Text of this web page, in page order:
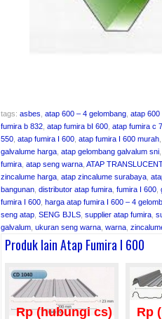
tags: asbes atap 600 – 4 gelombang atap 600
fumira b 832 atap fumira bI 600 atap fumira c
550 atap fumira I 600 atap fumira I 600 murah
galvalume harga atap gelombang galvalum sni
fumira atap seng warna ATAP TRANSLUCENT
zincalume harga atap zincalume surabaya
bangunan distributor atap fumira fumira I 600
fumira I 600 harga atap fumira I 600 – 4
seng atap SENG BJLS supplier atap fumira
galvalum ukuran seng warna warna
Produk lain Atap Fumira I 600
Rp (hubungi cs) Rp